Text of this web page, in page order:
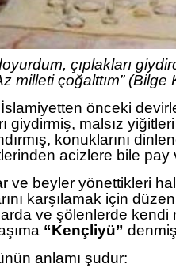
çıplakları
milleti çoğalttım” (Bilge
önceki
giydirmiş, malsız
konuklarını
acizlere bile
ve beyler yönettikleri
karşılamak için
ve şölenlerde kendi
“Kençliyü”
anlamı şudur: